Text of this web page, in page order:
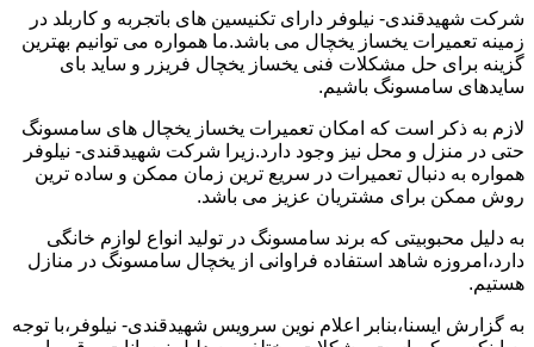
شرکت شهیدقندی- نیلوفر دارای تکنیسین های باتجربه و کاربلد در
زمینه تعمیرات یخساز یخچال می باشد.ما همواره می توانیم بهترین
گزینه برای حل مشکلات فنی یخساز یخچال فریزر و ساید بای
سایدهای سامسونگ باشیم.
لازم به ذکر است که امکان تعمیرات یخساز یخچال های سامسونگ
حتی در منزل و محل نیز وجود دارد.زیرا شرکت شهیدقندی- نیلوفر
همواره به دنبال تعمیرات در سریع ترین زمان ممکن و ساده ترین
روش ممکن برای مشتریان عزیز می باشد.
به دلیل محبوبیتی که برند سامسونگ در تولید انواع لوازم خانگی
دارد،امروزه شاهد استفاده فراوانی از یخچال سامسونگ در منازل
هستیم.
به گزارش ایسنا،بنابر اعلام نوین سرویس شهیدقندی- نیلوفر،با توجه